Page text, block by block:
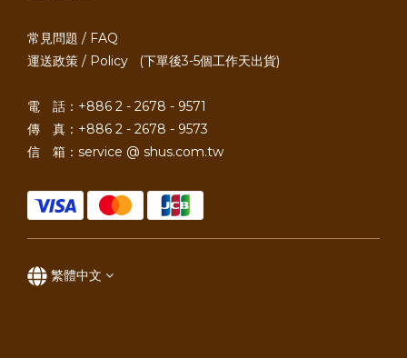
常見問題 / FAQ
運送政策 / Policy (下單後3-5個工作天出貨)
電 話：+886 2 - 2678 - 9571
傳 真：+886 2 - 2678 - 9573
信 箱：service @ shus.com.tw
繁體中文